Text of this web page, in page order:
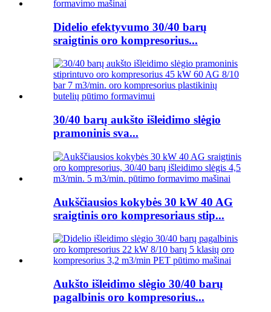
Didelio efektyvumo 30/40 barų
sraigtinis oro kompresorius...
30/40 barų aukšto išleidimo slėgio
pramoninis sva...
Aukščiausios kokybės 30 kW 40 AG
sraigtinis oro kompresoriaus stip...
Aukšto išleidimo slėgio 30/40 barų
pagalbinis oro kompresorius...